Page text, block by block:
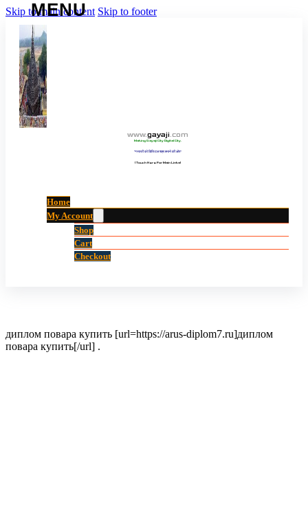
Skip to main content Skip to footer
www.gayaji.com
Making Gayaji City Digital City.
“गयाजी को डिजिटल शहर बनाने की ओर”
(Touch Here For Main Links)
Home
My Account
Shop
Cart
Checkout
диплом повара купить [url=https://arus-diplom7.ru]диплом
повара купить[/url] .